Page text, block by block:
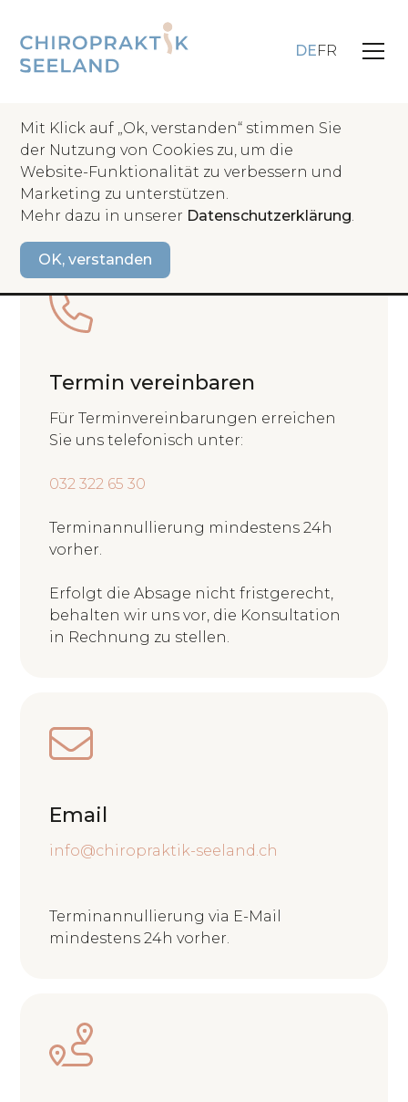
DEFR
Mit Klick auf „Ok, verstanden“ stimmen Sie
der Nutzung von Cookies zu, um die
Website-Funktionalität zu verbessern und
Marketing zu unterstützen.
Mehr dazu in unserer Datenschutzerklärung.
OK, verstanden
Treten Sie mit uns in
Kontakt
Termin vereinbaren
Für Terminvereinbarungen erreichen
Sie uns telefonisch unter:
032 322 65 30
Terminannullierung mindestens 24h
vorher.
Erfolgt die Absage nicht fristgerecht,
behalten wir uns vor, die Konsultation
in Rechnung zu stellen.
Email
info@chiropraktik-seeland.ch
Terminannullierung via E-Mail
mindestens 24h vorher.